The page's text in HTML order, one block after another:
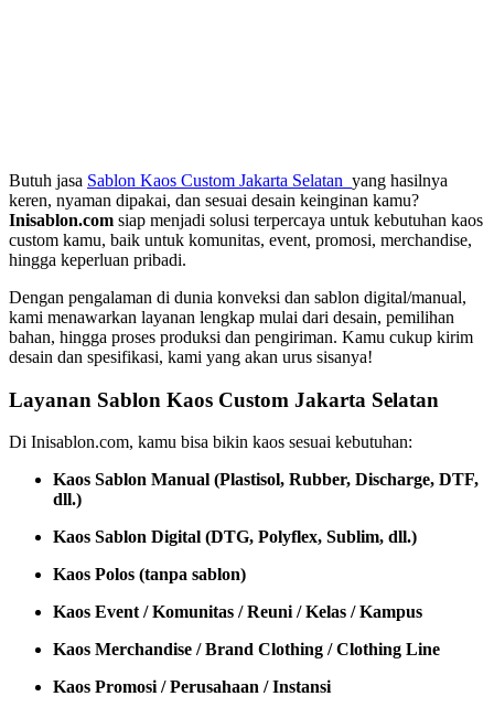
Butuh jasa Sablon Kaos Custom Jakarta Selatan yang hasilnya
keren, nyaman dipakai, dan sesuai desain keinginan kamu?
Inisablon.com siap menjadi solusi terpercaya untuk kebutuhan kaos
custom kamu, baik untuk komunitas, event, promosi, merchandise,
hingga keperluan pribadi.
Dengan pengalaman di dunia konveksi dan sablon digital/manual,
kami menawarkan layanan lengkap mulai dari desain, pemilihan
bahan, hingga proses produksi dan pengiriman. Kamu cukup kirim
desain dan spesifikasi, kami yang akan urus sisanya!
Layanan Sablon Kaos Custom Jakarta Selatan
Di Inisablon.com, kamu bisa bikin kaos sesuai kebutuhan:
Kaos Sablon Manual (Plastisol, Rubber, Discharge, DTF,
dll.)
Kaos Sablon Digital (DTG, Polyflex, Sublim, dll.)
Kaos Polos (tanpa sablon)
Kaos Event / Komunitas / Reuni / Kelas / Kampus
Kaos Merchandise / Brand Clothing / Clothing Line
Kaos Promosi / Perusahaan / Instansi